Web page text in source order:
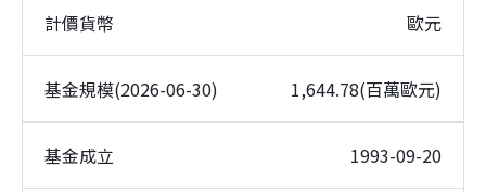
計價貨幣 歐元
基金規模(2026-06-30) 1,644.78(百萬歐元)
基金成立 1993-09-20